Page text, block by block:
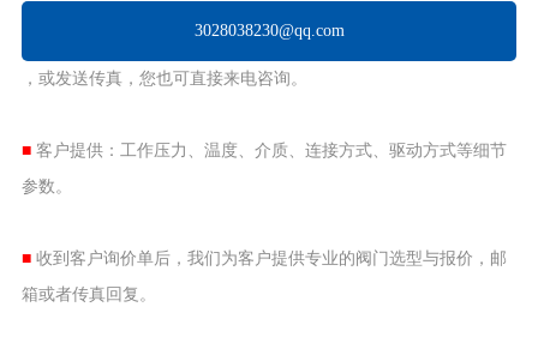
3028038230@qq.com
，或发送传真，您也可直接来电咨询。
■ 客户提供：工作压力、温度、介质、连接方式、驱动方式等细节
参数。
■ 收到客户询价单后，我们为客户提供专业的阀门选型与报价，邮
箱或者传真回复。